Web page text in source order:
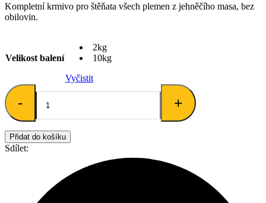
343 Kč
Kompletní krmivo pro štěňata všech plemen z jehněčího masa, bez
obilovin.
Velikost balení
2kg
10kg
Vyčistit
-
Puppy
Jehněčí
množství
+
Přidat do košíku
Sdílet: